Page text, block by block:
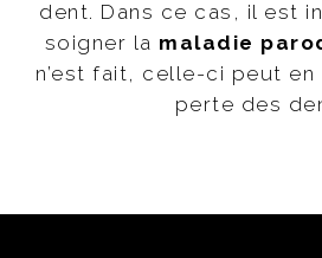
dent. Dans ce cas, il est
soigner la maladie
n’est fait, celle-ci peut
perte des